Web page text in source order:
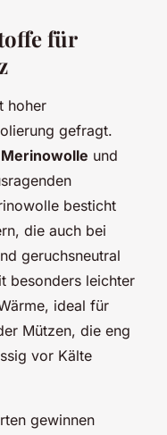
für
hoher
gefragt.
Merinowolle und
besticht
die auch bei
geruchsneutral
besonders leichter
ideal für
Mützen, die eng
vor Kälte
gewinnen